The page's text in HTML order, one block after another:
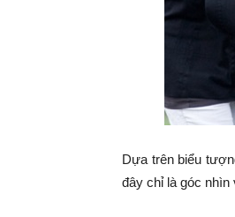
Dựa trên biểu
đây chỉ là góc nhìn